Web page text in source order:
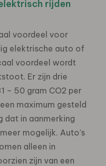
rijden
voordeel voor
elektrische auto of
voordeel wordt
Er zijn drie
– 50 gram CO2 per
maximum gesteld
dat in aanmerking
mogelijk. Auto’s
alleen in
zijn van een